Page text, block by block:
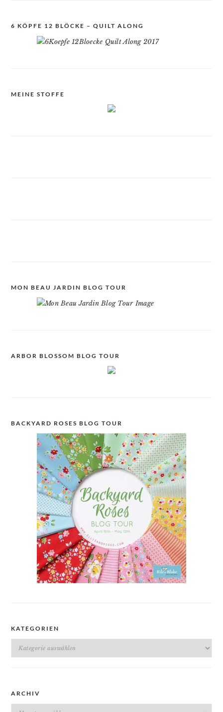
6 KÖPFE 12 BLÖCKE – QUILT ALONG
MEINE STOFFE
MON BEAU JARDIN BLOG TOUR
ARBOR BLOSSOM BLOG TOUR
BACKYARD ROSES BLOG TOUR
KATEGORIEN
Kategorien
ARCHIV
Archiv